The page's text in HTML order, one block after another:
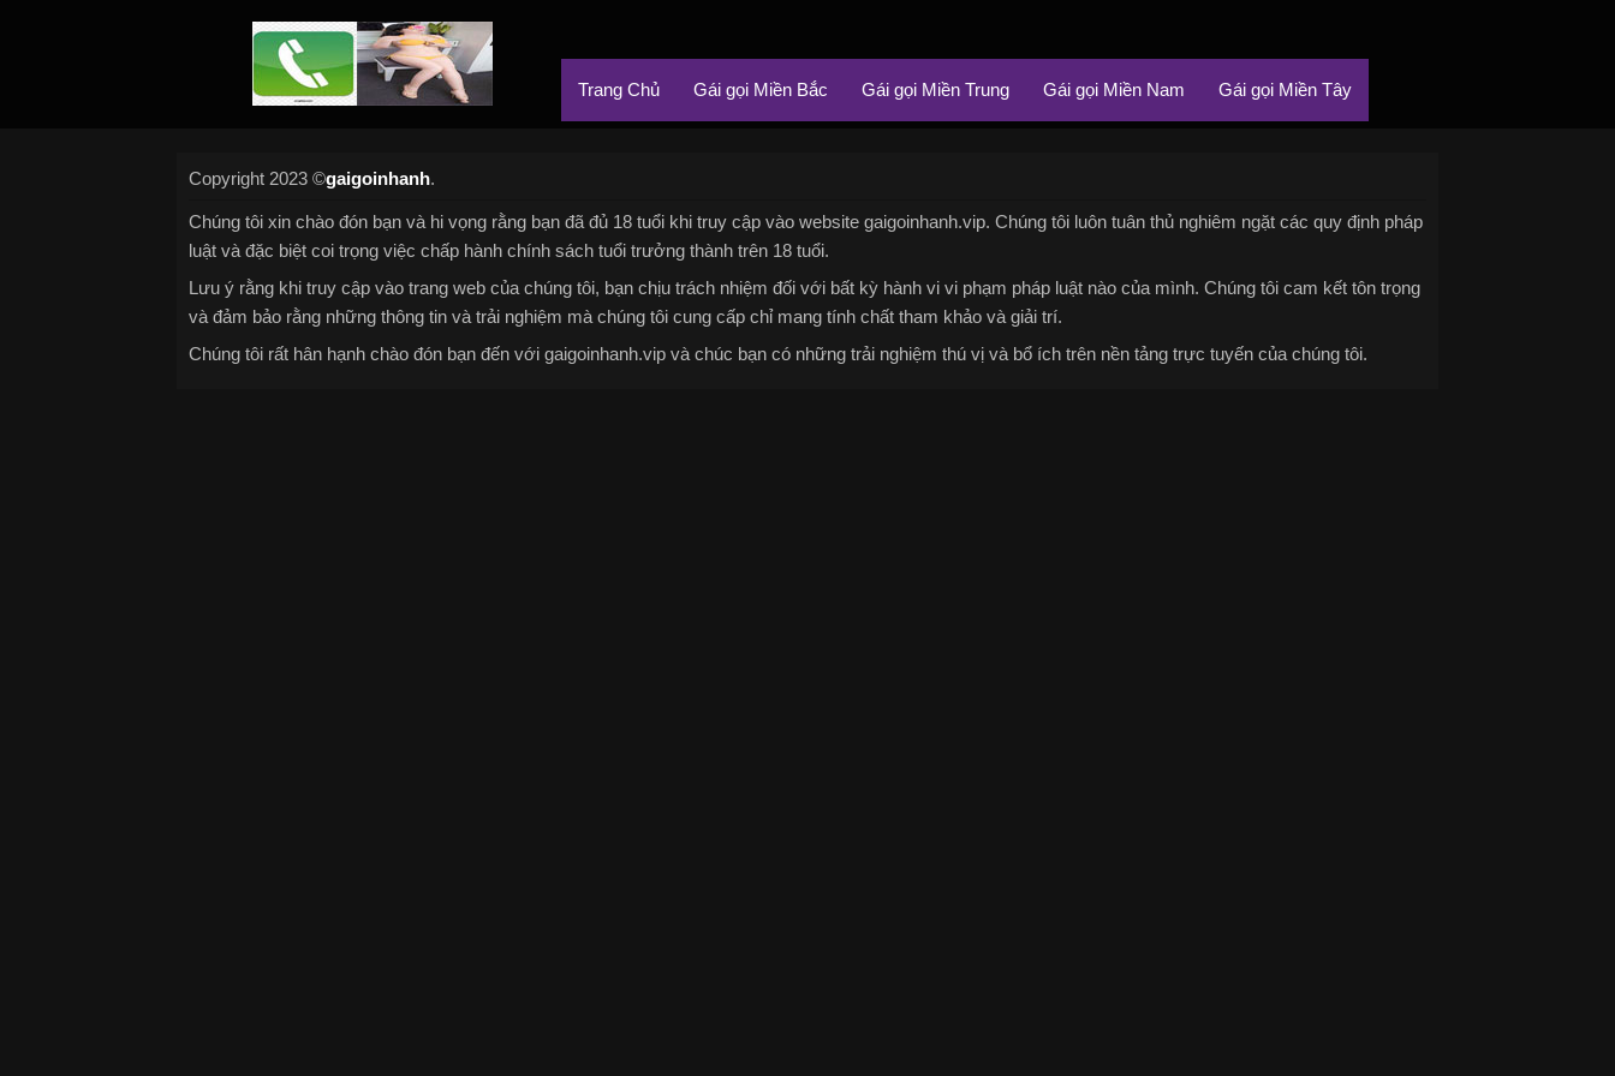
Trang Chủ Gái gọi Miền Bắc Gái gọi Miền Trung Gái gọi Miền Nam Gái gọi Miền Tây
Copyright 2023 ©gaigoinhanh.
Chúng tôi xin chào đón bạn và hi vọng rằng bạn đã đủ 18 tuổi khi truy cập vào website gaigoinhanh.vip. Chúng tôi luôn tuân thủ nghiêm ngặt các quy định pháp
luật và đặc biệt coi trọng việc chấp hành chính sách tuổi trưởng thành trên 18 tuổi.
Lưu ý rằng khi truy cập vào trang web của chúng tôi, bạn chịu trách nhiệm đối với bất kỳ hành vi vi phạm pháp luật nào của mình. Chúng tôi cam kết tôn trọng
và đảm bảo rằng những thông tin và trải nghiệm mà chúng tôi cung cấp chỉ mang tính chất tham khảo và giải trí.
Chúng tôi rất hân hạnh chào đón bạn đến với gaigoinhanh.vip và chúc bạn có những trải nghiệm thú vị và bổ ích trên nền tảng trực tuyến của chúng tôi.